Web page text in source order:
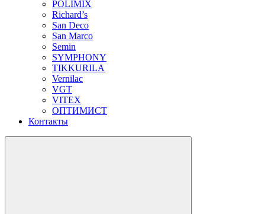
POLIMIX
Richard’s
San Deco
San Marco
Semin
SYMPHONY
TIKKURILA
Vernilac
VGT
VITEX
ОПТИМИСТ
Контакты